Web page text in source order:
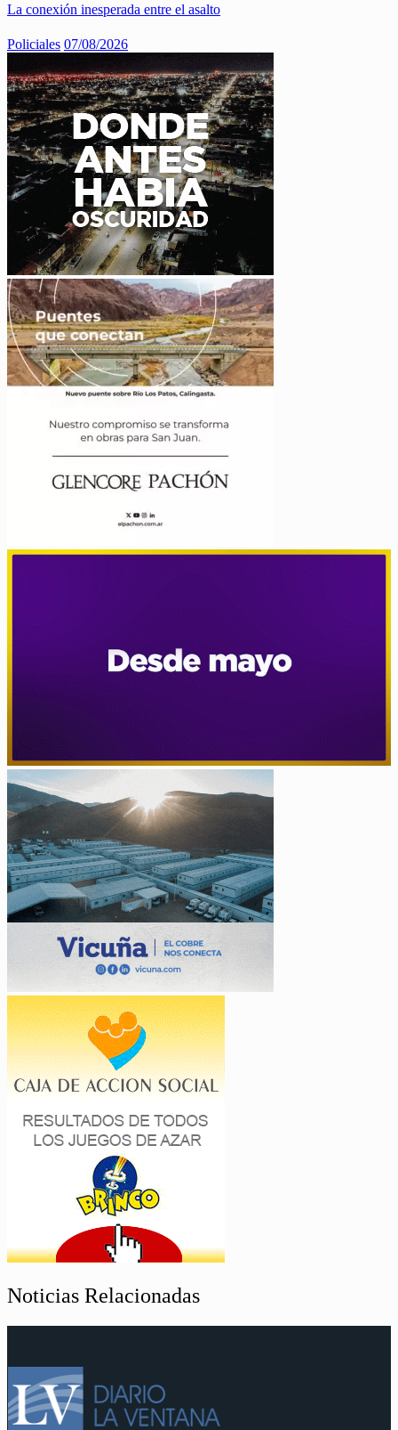
La conexión inesperada entre el asalto
Policiales 07/08/2026
Noticias Relacionadas